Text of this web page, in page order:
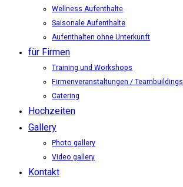
Wellness Aufenthalte
Saisonale Aufenthalte
Aufenthalten ohne Unterkunft
für Firmen
Training und Workshops
Firmenveranstaltungen / Teambuildings
Catering
Hochzeiten
Gallery
Photo gallery
Video gallery
Kontakt